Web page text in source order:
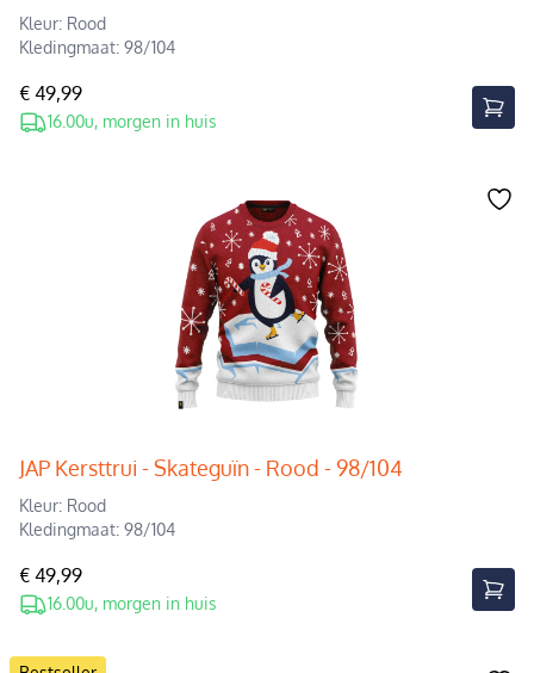
Kleur: Rood
Kledingmaat: 98/104
€ 49,99
16.00u, morgen in huis
JAP Kersttrui - Skateguïn - Rood - 98/104
Kleur: Rood
Kledingmaat: 98/104
€ 49,99
16.00u, morgen in huis